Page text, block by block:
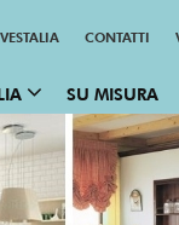
VESTALIA CONTATTI
SU MISURA